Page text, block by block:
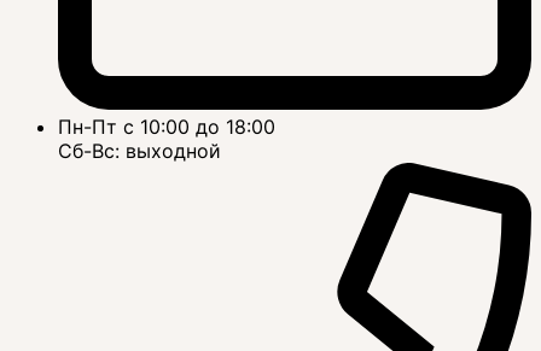
Пн-Пт с 10:00 до 18:00
Сб-Вс: выходной